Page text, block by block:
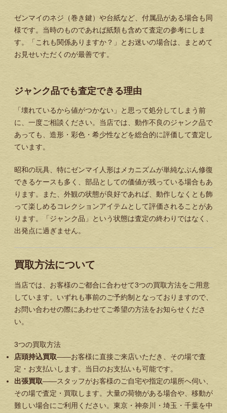
ゼンマイのネジ（巻き鍵）や台紙など、付属品がある場合も同
様です。当時のものであれば紙類も含めて査定の参考にしま
す。「これも関係ありますか？」とお迷いの場合は、まとめて
お見せいただくのが最善です。
ジャンク品でも査定できる理由
「壊れているから値がつかない」と思って処分してしまう前
に、一度ご相談ください。当店では、動作不良のジャンク品で
あっても、造形・彩色・希少性などを総合的に評価して査定し
ています。
昭和の玩具、特にゼンマイ人形はメカニズムが単純なぶん修復
できるケースも多く、部品としての価値が残っている場合もあ
ります。また、外観の状態が良好であれば、動作しなくとも飾
って楽しめるコレクションアイテムとして評価されることがあ
ります。「ジャンク品」という状態は査定の終わりではなく、
出発点に過ぎません。
買取方法について
当店では、お客様のご都合に合わせて3つの買取方法をご用意
しています。いずれも事前のご予約制となっておりますので、
お問い合わせの際にあわせてご希望の方法をお知らせくださ
い。
3つの買取方法
店頭持込買取——お客様に直接ご来店いただき、その場で査
定・お支払いします。当日のお支払いも可能です。
出張買取——スタッフがお客様のご自宅や指定の場所へ伺い、
その場で査定・買取します。大量の荷物がある場合や、移動が
難しい場合にご利用ください。東京・神奈川・埼玉・千葉を中